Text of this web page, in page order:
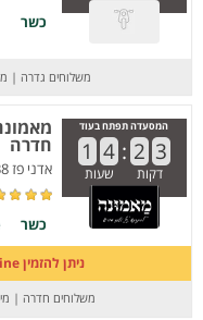
כשר
משלוחים גדרה |
המסעדה תפתח בעוד
1 4 : 2 3
דקות שעות
חדרה
אדני פז 38, חדרה
כשר
ניתן להזמין online לשעה 09:00 ב-09.08.26
משלוחים חדרה |